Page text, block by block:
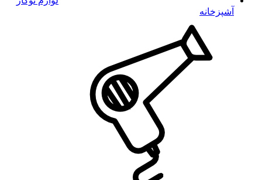
آشپزخانه